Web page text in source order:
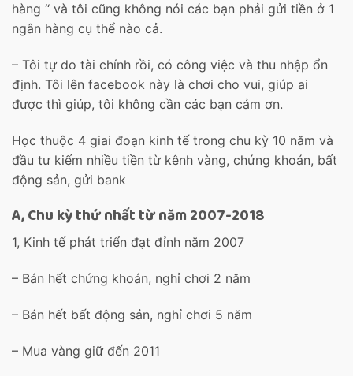
hàng “ và tôi cũng không nói các bạn phải gửi tiền ở 1
ngân hàng cụ thể nào cả.
– Tôi tự do tài chính rồi, có công việc và thu nhập ổn
định. Tôi lên facebook này là chơi cho vui, giúp ai
được thì giúp, tôi không cần các bạn cảm ơn.
Học thuộc 4 giai đoạn kinh tế trong chu kỳ 10 năm và
đầu tư kiếm nhiều tiền từ kênh vàng, chứng khoán, bất
động sản, gửi bank
A, Chu kỳ thứ nhất từ năm 2007-2018
1, Kinh tế phát triển đạt đỉnh năm 2007
– Bán hết chứng khoán, nghỉ chơi 2 năm
– Bán hết bất động sản, nghỉ chơi 5 năm
– Mua vàng giữ đến 2011